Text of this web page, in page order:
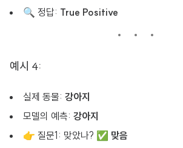
🔍 정답: True Positive
예시 4:
실제 동물: 강아지
모델의 예측: 강아지
👉 질문1: 맞았나? ✅ 맞음